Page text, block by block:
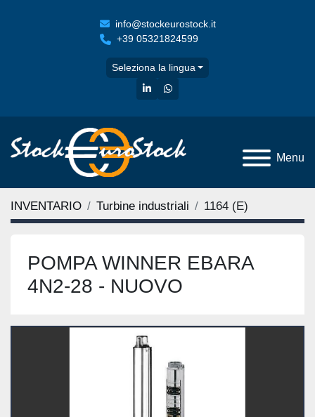
info@stockeurostock.it
+39 05321824599
Seleziona la lingua
linkedinwhatsapp
Menu
INVENTARIO Turbine industriali 1164 (E)
POMPA WINNER EBARA
4N2-28 - NUOVO